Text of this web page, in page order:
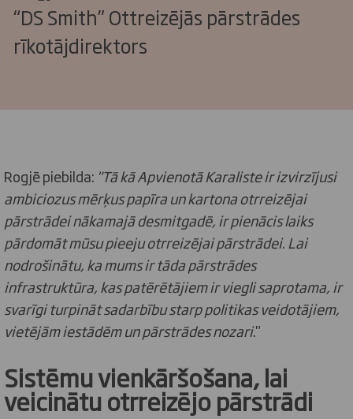
“DS Smith” Ottreizējās pārstrādes
rīkotājdirektors
Rogjē piebilda: "Tā kā Apvienotā Karaliste ir izvirzījusi
ambiciozus mērķus papīra un kartona otrreizējai
pārstrādei nākamajā desmitgadē, ir pienācis laiks
pārdomāt mūsu pieeju otrreizējai pārstrādei. Lai
nodrošinātu, ka mums ir tāda pārstrādes
infrastruktūra, kas patērētājiem ir viegli saprotama, ir
svarīgi turpināt sadarbību starp politikas veidotājiem,
vietējām iestādēm un pārstrādes nozari."
Sistēmu vienkāršošana, lai
veicinātu otrreizējo pārstrādi